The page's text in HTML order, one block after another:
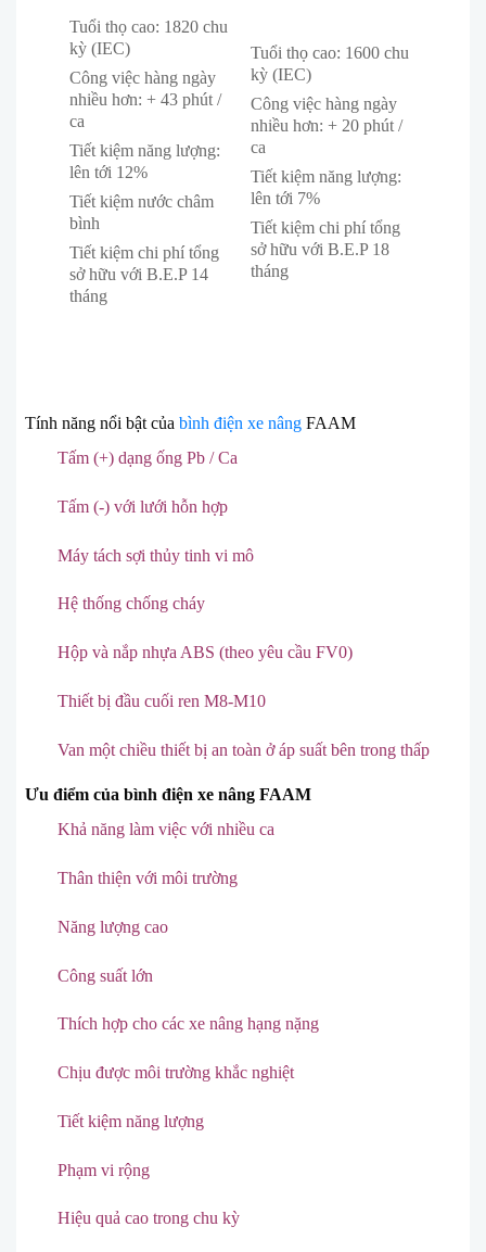
Tuổi thọ cao: 1820 chu
kỳ (IEC)
Công việc hàng ngày
nhiều hơn: + 43 phút /
ca
Tiết kiệm năng lượng:
lên tới 12%
Tiết kiệm nước châm
bình
Tiết kiệm chi phí tổng
sở hữu với B.E.P 14
tháng
Tuổi thọ cao: 1600 chu
kỳ (IEC)
Công việc hàng ngày
nhiều hơn: + 20 phút /
ca
Tiết kiệm năng lượng:
lên tới 7%
Tiết kiệm chi phí tổng
sở hữu với B.E.P 18
tháng
Tính năng nổi bật của bình điện xe nâng FAAM
Tấm (+) dạng ống Pb / Ca
Tấm (-) với lưới hỗn hợp
Máy tách sợi thủy tinh vi mô
Hệ thống chống cháy
Hộp và nắp nhựa ABS (theo yêu cầu FV0)
Thiết bị đầu cuối ren M8-M10
Van một chiều thiết bị an toàn ở áp suất bên trong thấp
Ưu điểm của bình điện xe nâng FAAM
Khả năng làm việc với nhiều ca
Thân thiện với môi trường
Năng lượng cao
Công suất lớn
Thích hợp cho các xe nâng hạng nặng
Chịu được môi trường khắc nghiệt
Tiết kiệm năng lượng
Phạm vi rộng
Hiệu quả cao trong chu kỳ